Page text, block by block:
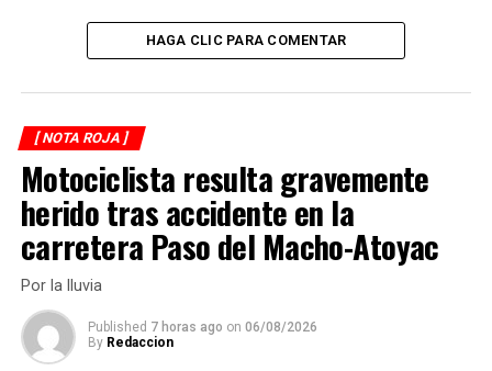
Muere mujer, víctima de accidente en moto de
HAGA CLIC PARA COMENTAR
[ NOTA ROJA ]
Motociclista resulta gravemente
herido tras accidente en la
carretera Paso del Macho-Atoyac
Por la lluvia
Published 7 horas ago on 06/08/2026
By Redaccion